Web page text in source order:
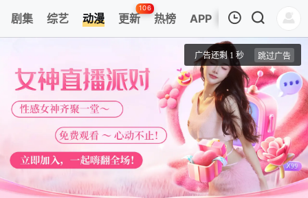
剧集 综艺 动漫 更新
106
热榜 APP
第1集
火力少年王电视争霸赛